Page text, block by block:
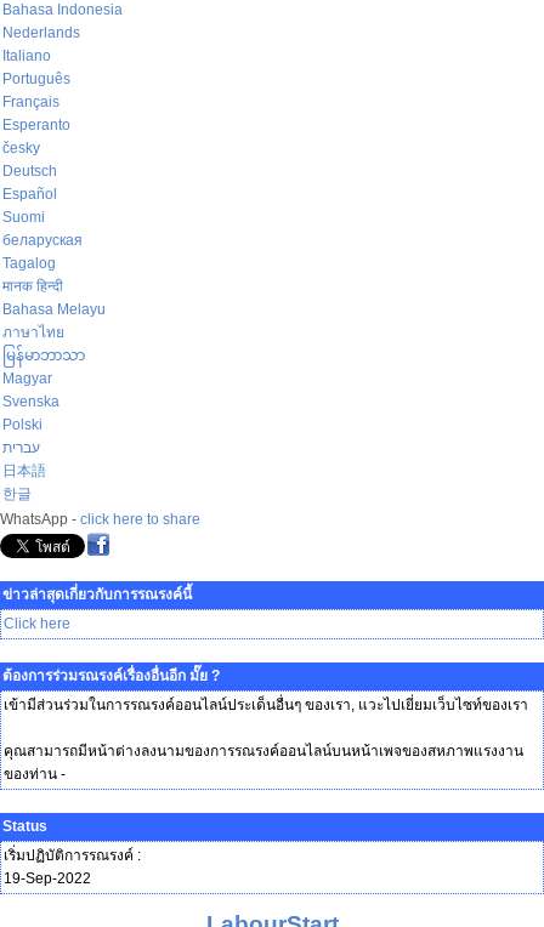
Bahasa Indonesia
Nederlands
Italiano
Português
Français
Esperanto
česky
Deutsch
Español
Suomi
беларуская
Tagalog
मानक हिन्दी
Bahasa Melayu
ภาษาไทย
မြန်မာဘာသာ
Magyar
Svenska
Polski
עברית
日本語
한글
WhatsApp - click here to share
ข่าวล่าสุดเกี่ยวกับการรณรงค์นี้
Click here
ต้องการร่วมรณรงค์เรื่องอื่นอีก มั๊ย ?
เข้ามีส่วนร่วมในการรณรงค์ออนไลน์ประเด็นอื่นๆ ของเรา, แวะไปเยี่ยมเว็บไซท์ของเรา
คุณสามารถมีหน้าต่างลงนามของการรณรงค์ออนไลน์บนหน้าเพจของสหภาพแรงงาน
ของท่าน -
Status
เริ่มปฏิบัติการรณรงค์ :
19-Sep-2022